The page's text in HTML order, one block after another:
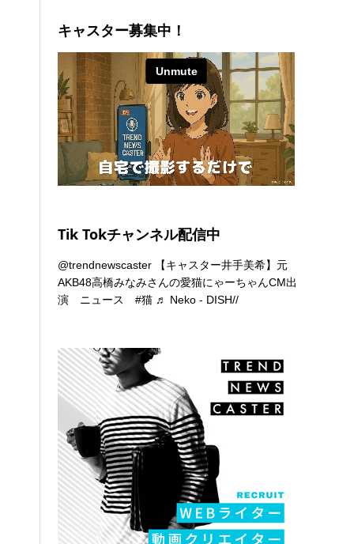
キャスター募集中！
Tik Tokチャンネル配信中
@trendnewscaster 【キャスター井手美希】元
AKB48高橋みなみさんの愛猫にゃーちゃんCM出
演 ニュース#猫 ♬ Neko - DISH//